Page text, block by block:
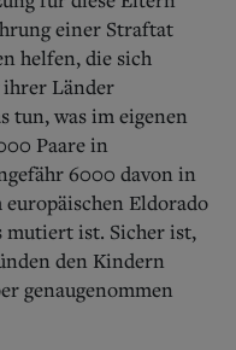
einer Straftat
helfen, die sich
ihrer Länder
tun, was im eigenen
Paare in
6000 davon in
Eldorado
mutiert ist. Sicher ist,
den Kindern
genaugenommen